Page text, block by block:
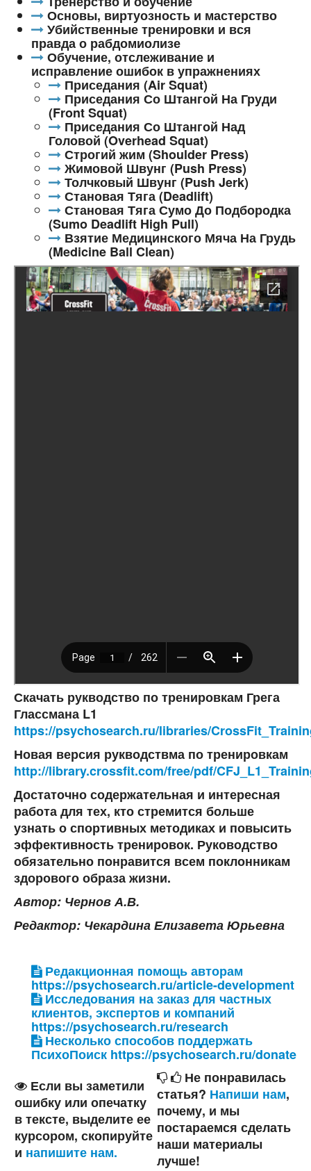
Основы, виртуозность и мастерство
Убийственные тренировки и вся
правда о рабдомиолизе
Обучение, отслеживание и
исправление ошибок в упражнениях
Приседания (Air Squat)
Приседания Со Штангой На Груди
(Front Squat)
Приседания Со Штангой Над
Головой (Overhead Squat)
Строгий жим (Shoulder Press)
Жимовой Швунг (Push Press)
Толчковый Швунг (Push Jerk)
Становая Тяга (Deadlift)
Становая Тяга Сумо До Подбородка
(Sumo Deadlift High Pull)
Взятие Медицинского Мяча На Грудь
(Medicine Ball Clean)
Скачать рукводство по тренировкам Грега
Глассмана L1
https://psychosearch.ru/libraries/
Новая версия рукводствма по тренировкам
http://library.crossfit.com/free/pdf/
Достаточно содержательная и интересная
работа для тех, кто стремится больше
узнать о спортивных методиках и повысить
эффективность тренировок. Руководство
обязательно понравится всем поклонникам
здорового образа жизни.
Автор: Чернов А.В.
Редактор: Чекардина Елизавета Юрьевна
Редакционная помощь авторам
https://psychosearch.ru/article-development
Исследования на заказ для частных
клиентов, экспертов и компаний
https://psychosearch.ru/research
Несколько способов поддержать
ПсихоПоиск https://psychosearch.ru/donate
Если вы заметили
ошибку или опечатку
в тексте, выделите ее
курсором, скопируйте
и напишите нам.
Не понравилась
статья? Напиши нам,
почему, и мы
постараемся сделать
наши материалы
лучше!